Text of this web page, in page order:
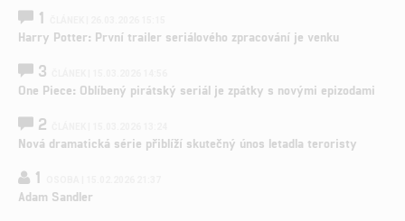
1
Harry Potter: První trailer seriálového zpracování je venku
3
One Piece: Oblíbený pirátský seriál je zpátky s novými epizodami
2
Nová dramatická série přiblíží skutečný únos letadla teroristy
1
Adam Sandler